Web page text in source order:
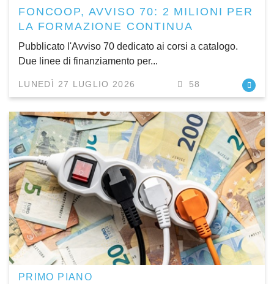
FONCOOP, AVVISO 70: 2 MILIONI PER
LA FORMAZIONE CONTINUA
Pubblicato l'Avviso 70 dedicato ai corsi a catalogo.
Due linee di finanziamento per...
LUNEDÌ 27 LUGLIO 2026 58
PRIMO PIANO